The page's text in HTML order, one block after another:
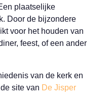
plaatselijke
Door de bijzondere
voor het houden van
feest, of een ander
van de kerk en
site van De Jisper